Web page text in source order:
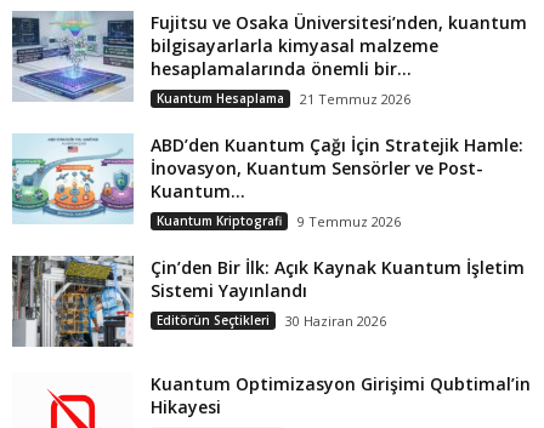
Fujitsu ve Osaka Üniversitesi’nden, kuantum
bilgisayarlarla kimyasal malzeme
hesaplamalarında önemli bir...
Kuantum Hesaplama 21 Temmuz 2026
ABD’den Kuantum Çağı İçin Stratejik Hamle:
İnovasyon, Kuantum Sensörler ve Post-
Kuantum...
Kuantum Kriptografi 9 Temmuz 2026
Çin’den Bir İlk: Açık Kaynak Kuantum İşletim
Sistemi Yayınlandı
Editörün Seçtikleri 30 Haziran 2026
Kuantum Optimizasyon Girişimi Qubtimal’in
Hikayesi